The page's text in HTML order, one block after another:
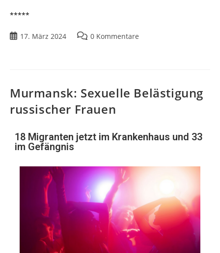
*****
17. März 2024 0 Kommentare
Murmansk: Sexuelle Belästigung
russischer Frauen
18 Migranten jetzt im Krankenhaus und 33
im Gefängnis